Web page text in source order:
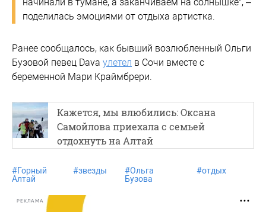
поделилась эмоциями от отдыха артистка.
Ранее сообщалось, как бывший возлюбленный Ольги
Бузовой певец Dava улетел в Сочи вместе с
беременной Мари Краймбрери.
Кажется, мы влюбились: Оксана
Самойлова приехала с семьей
отдохнуть на Алтай
#Горный
Алтай
#звезды #Ольга
Бузова
#отдых
РЕКЛАМА